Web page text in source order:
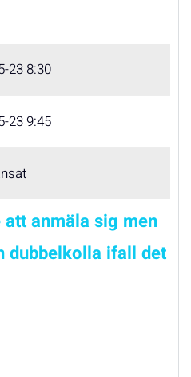
23 8:30
23 9:45
anmäla sig men
dubbelkolla ifall det